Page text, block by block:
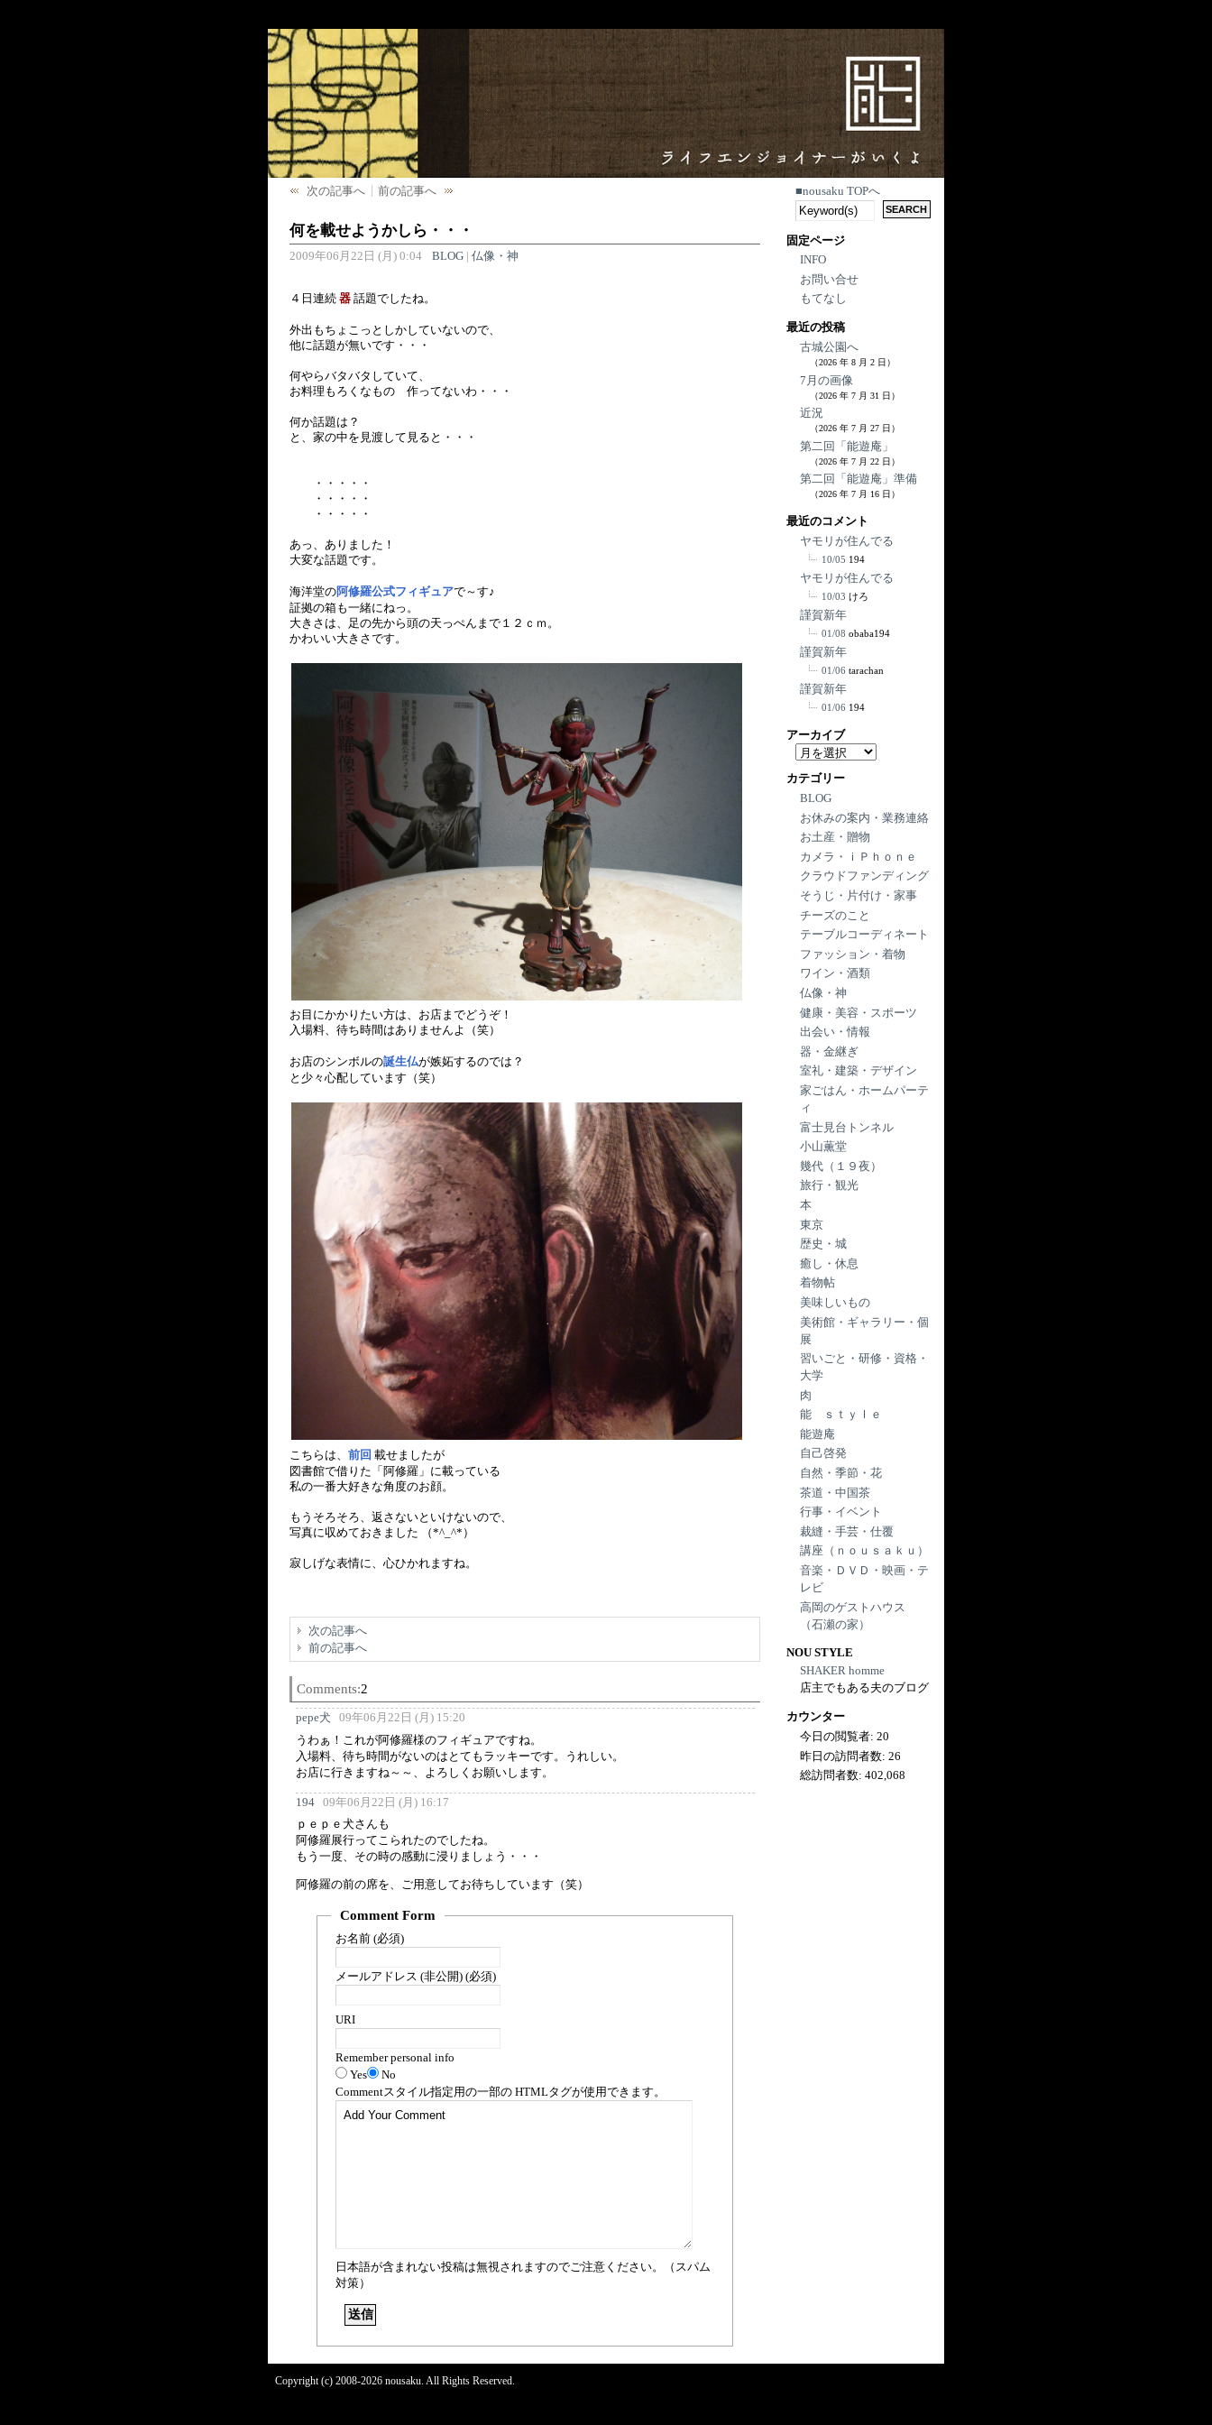
次の記事へ 前の記事へ
何を載せようかしら・・・
2009年06月22日 (月) 0:04 BLOG| 仏像・神
４日連続 器 話題でしたね。
外出もちょこっとしかしていないので、
他に話題が無いです・・・
何やらバタバタしていて、
お料理もろくなもの 作ってないわ・・・
何か話題は？
と、家の中を見渡して見ると・・・
・・・・・
・・・・・
・・・・・
あっ、ありました！
大変な話題です。
海洋堂の阿修羅公式フィギュアで～す♪
証拠の箱も一緒にねっ。
大きさは、足の先から頭の天っぺんまで１２ｃｍ。
かわいい大きさです。
お目にかかりたい方は、お店までどうぞ！
入場料、待ち時間はありませんよ（笑）
お店のシンボルの誕生仏が嫉妬するのでは？
と少々心配しています（笑）
こちらは、 前回 載せましたが
図書館で借りた「阿修羅」に載っている
私の一番大好きな角度のお顔。
もうそろそろ、返さないといけないので、
写真に収めておきました （*^_^*）
寂しげな表情に、心ひかれますね。
次の記事へ
前の記事へ
Comments:2
pepe犬
09年06月22日 (月) 15:20
うわぁ！これが阿修羅様のフィギュアですね。
入場料、待ち時間がないのはとてもラッキーです。うれしい。
お店に行きますね～～、よろしくお願いします。
194
09年06月22日 (月) 16:17
ｐｅｐｅ犬さんも
阿修羅展行ってこられたのでしたね。
もう一度、その時の感動に浸りましょう・・・
阿修羅の前の席を、ご用意してお待ちしています（笑）
Comment Form
お名前 (必須)
メールアドレス (非公開) (必須)
URI
Remember personal info
Yes
No
Commentスタイル指定用の一部の HTMLタグが使用できます。
日本語が含まれない投稿は無視されますのでご注意ください。（スパム
対策）
■nousaku TOPへ
固定ページ
INFO
お問い合せ
もてなし
最近の投稿
古城公園へ
（2026 年 8 月 2 日）
7月の画像
（2026 年 7 月 31 日）
近況
（2026 年 7 月 27 日）
第二回「能遊庵」
（2026 年 7 月 22 日）
第二回「能遊庵」準備
（2026 年 7 月 16 日）
最近のコメント
ヤモリが住んでる
10/05 194
ヤモリが住んでる
10/03 けろ
謹賀新年
01/08 obaba194
謹賀新年
01/06 tarachan
謹賀新年
01/06 194
アーカイブ
ア
カ
イ
ブ
カテゴリー
BLOG
お休みの案内・業務連絡
お土産・贈物
カメラ・ｉＰｈｏｎｅ
クラウドファンディング
そうじ・片付け・家事
チーズのこと
テーブルコーディネート
ファッション・着物
ワイン・酒類
仏像・神
健康・美容・スポーツ
出会い・情報
器・金継ぎ
室礼・建築・デザイン
家ごはん・ホームパーテ
ィ
富士見台トンネル
小山薫堂
幾代（１９夜）
旅行・観光
本
東京
歴史・城
癒し・休息
着物帖
美味しいもの
美術館・ギャラリー・個
展
習いごと・研修・資格・
大学
肉
能 ｓｔｙｌｅ
能遊庵
自己啓発
自然・季節・花
茶道・中国茶
行事・イベント
裁縫・手芸・仕覆
講座（ｎｏｕｓａｋｕ）
音楽・ＤＶＤ・映画・テ
レビ
高岡のゲストハウス
（石瀬の家）
NOU STYLE
SHAKER homme
店主でもある夫のブログ
カウンター
今日の閲覧者:20
昨日の訪問者数:26
総訪問者数:402,068
Copyright (c) 2008-2026 nousaku. All Rights Reserved.